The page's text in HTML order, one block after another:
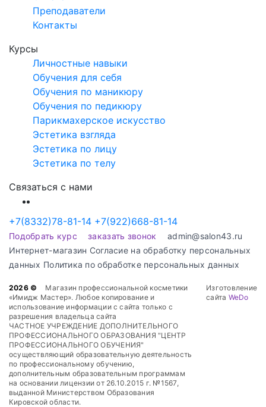
Преподаватели
Контакты
Курсы
Личностные навыки
Обучения для себя
Обучения по маникюру
Обучения по педикюру
Парикмахерское искусство
Эстетика взгляда
Эстетика по лицу
Эстетика по телу
Связаться с нами
+7(8332)78-81-14 +7(922)668-81-14
Подобрать курс заказать звонок
admin@salon43.ru
Интернет-магазин Cогласие на обработку персональных
данных Политика по обработке персональных данных
2026 ©
Магазин профессиональной косметики
«Имидж Мастер». Любое копирование и
использование информации с сайта только с
разрешения владельца сайта
ЧАСТНОЕ УЧРЕЖДЕНИЕ ДОПОЛНИТЕЛЬНОГО
ПРОФЕССИОНАЛЬНОГО ОБРАЗОВАНИЯ "ЦЕНТР
ПРОФЕССИОНАЛЬНОГО ОБУЧЕНИЯ"
осуществляющий образовательную деятельность
по профессиональному обучению,
дополнительным образовательным программам
на основании лицензии от 26.10.2015 г. №1567,
выданной Министерством Образования
Кировской области.
Изготовление
сайта WeDo